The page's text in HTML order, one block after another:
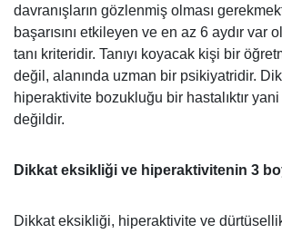
davranışların gözlenmiş olması
başarısını etkileyen ve en az 6 aydır var
tanı kriteridir. Tanıyı koyacak kişi bir
değil, alanında uzman bir psikiyatridir.
hiperaktivite bozukluğu bir hastalıktır yani
değildir.
Dikkat eksikliği ve hiperaktivitenin 3
Dikkat eksikliği, hiperaktivite ve